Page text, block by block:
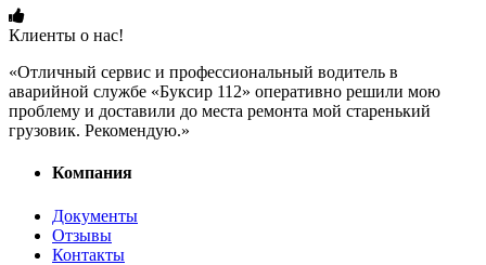
Клиенты о нас!
«Отличный сервис и профессиональный водитель в
аварийной службе «Буксир 112» оперативно решили мою
проблему и доставили до места ремонта мой старенький
грузовик. Рекомендую.»
Компания
Документы
Отзывы
Контакты